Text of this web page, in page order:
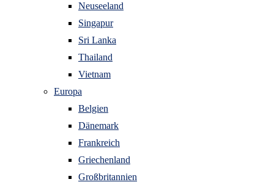
Neuseeland
Singapur
Sri Lanka
Thailand
Vietnam
Europa
Belgien
Dänemark
Frankreich
Griechenland
Großbritannien